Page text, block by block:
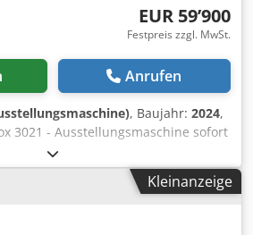
EUR 59’900
Festpreis zzgl. MwSt.
Anrufen
, Baujahr: 2024,
3021 - Ausstellungsmaschine sofort
bestehend aus Frästisch
Z-Achsen- Einheit in
mit verstellbaren
als Opferplatte in 19mm MDF.
und quer vor gerüstet. Mechanik Set
Kleinanzeige